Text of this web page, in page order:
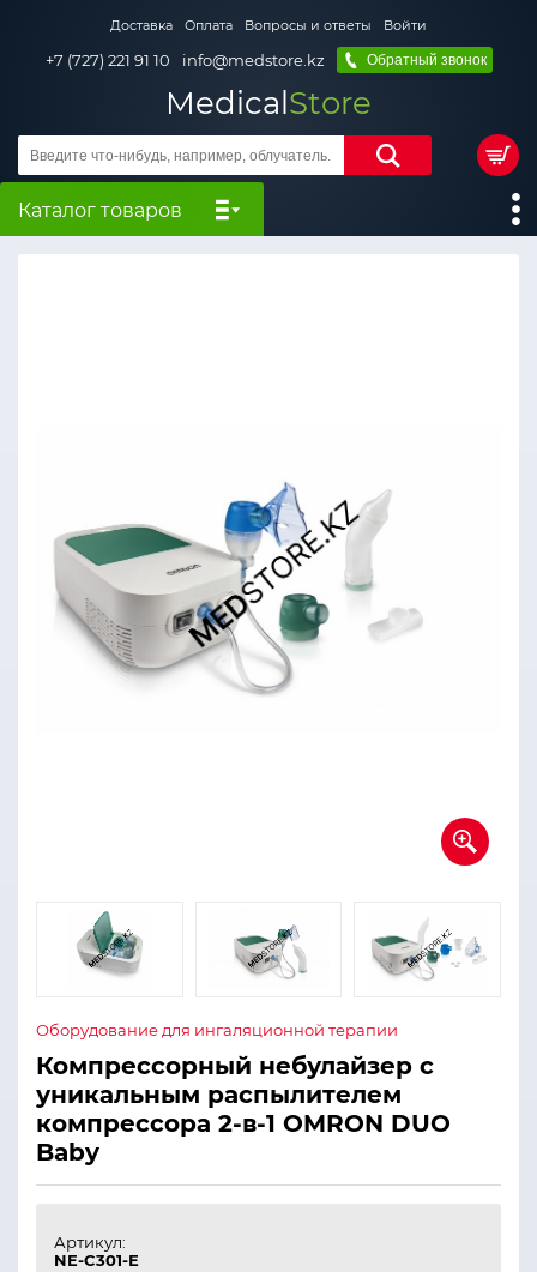
Доставка Оплата Вопросы и ответы Войти
+7 (727) 221 91 10 info@medstore.kz Обратный звонок
MedicalStore
Каталог товаров
Оборудование для ингаляционной терапии
Компрессорный небулайзер с
уникальным распылителем
компрессора 2-в-1 OMRON DUO
Baby
Артикул:
NE-C301-Е